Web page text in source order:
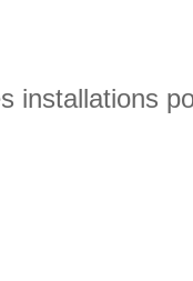
installations